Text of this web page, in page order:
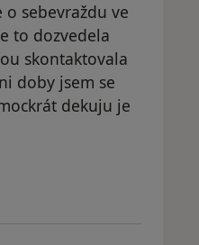
sebevraždu ve
to dozvedela
skontaktovala
doby jsem se
dekuju je